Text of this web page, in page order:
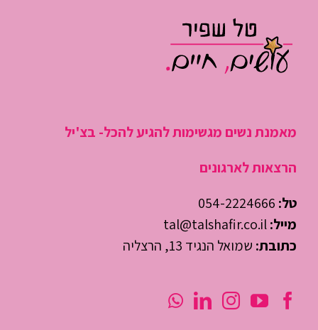
מאמנת נשים מגשימות להגיע להכל- בצ'יל
הרצאות לארגונים
טל: 054-2224666
מייל:tal@talshafir.co.il
כתובת: שמואל הנגיד 13, הרצליה